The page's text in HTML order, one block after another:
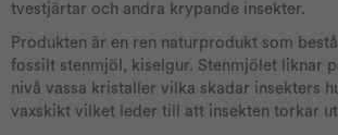
tvestjärtar och andra krypande insekter.
Produkten är en ren naturprodukt som
fossilt stenmjöl, kiselgur. Stenmjölet liknar
nivå vassa kristaller vilka skadar insekters
vaxskikt vilket leder till att insekten torkar